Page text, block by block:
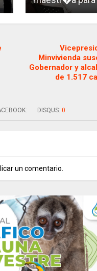
Minvivienda
Gobernador y
de 1.517
DISQUS: 0
un comentario.